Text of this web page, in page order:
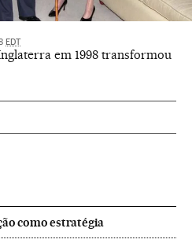
EDT
em 1998 transformou
como estratégia